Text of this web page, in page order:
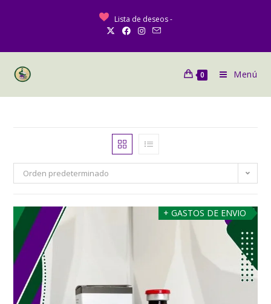
Lista de deseos -
0 Menú
Orden predeterminado
+ GASTOS DE ENVIO